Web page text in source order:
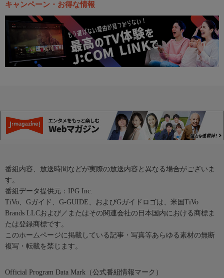
キャンペーン・お得な情報
番組内容、放送時間などが実際の放送内容と異なる場合がございま
す。
番組データ提供元：IPG Inc.
TiVo、Gガイド、G-GUIDE、およびGガイドロゴは、米国TiVo
Brands LLCおよび／またはその関連会社の日本国内における商標ま
たは登録商標です。
このホームページに掲載している記事・写真等あらゆる素材の無断
複写・転載を禁じます。
Official Program Data Mark（公式番組情報マーク）